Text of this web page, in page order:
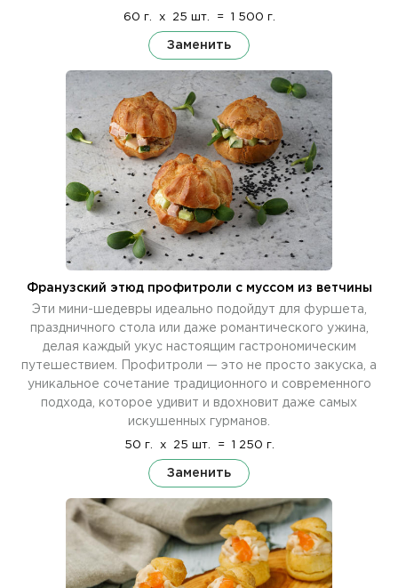
60 г. x 25 шт. = 1 500 г.
Заменить
Франузский этюд профитроли с муссом из ветчины
Эти мини-шедевры идеально подойдут для фуршета,
праздничного стола или даже романтического ужина,
делая каждый укус настоящим гастрономическим
путешествием. Профитроли — это не просто закуска, а
уникальное сочетание традиционного и современного
подхода, которое удивит и вдохновит даже самых
искушенных гурманов.
50 г. x 25 шт. = 1 250 г.
Заменить